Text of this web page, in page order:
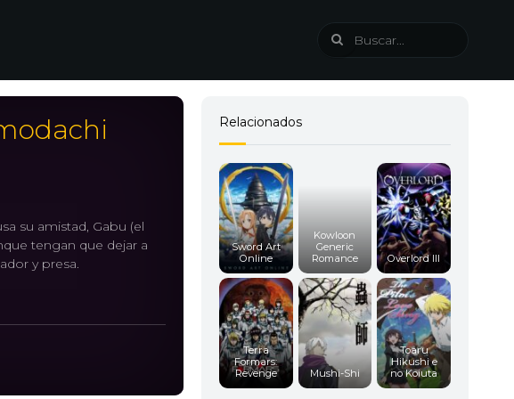
su amistad, Gabu (el
tengan que dejar a
y presa.
Relacionados
Sword Art
Online
Kowloon
Generic
Romance
Overlord III
Terra
Formars:
Revenge
Mushi-Shi
Toaru
Hikushi e
no Koiuta